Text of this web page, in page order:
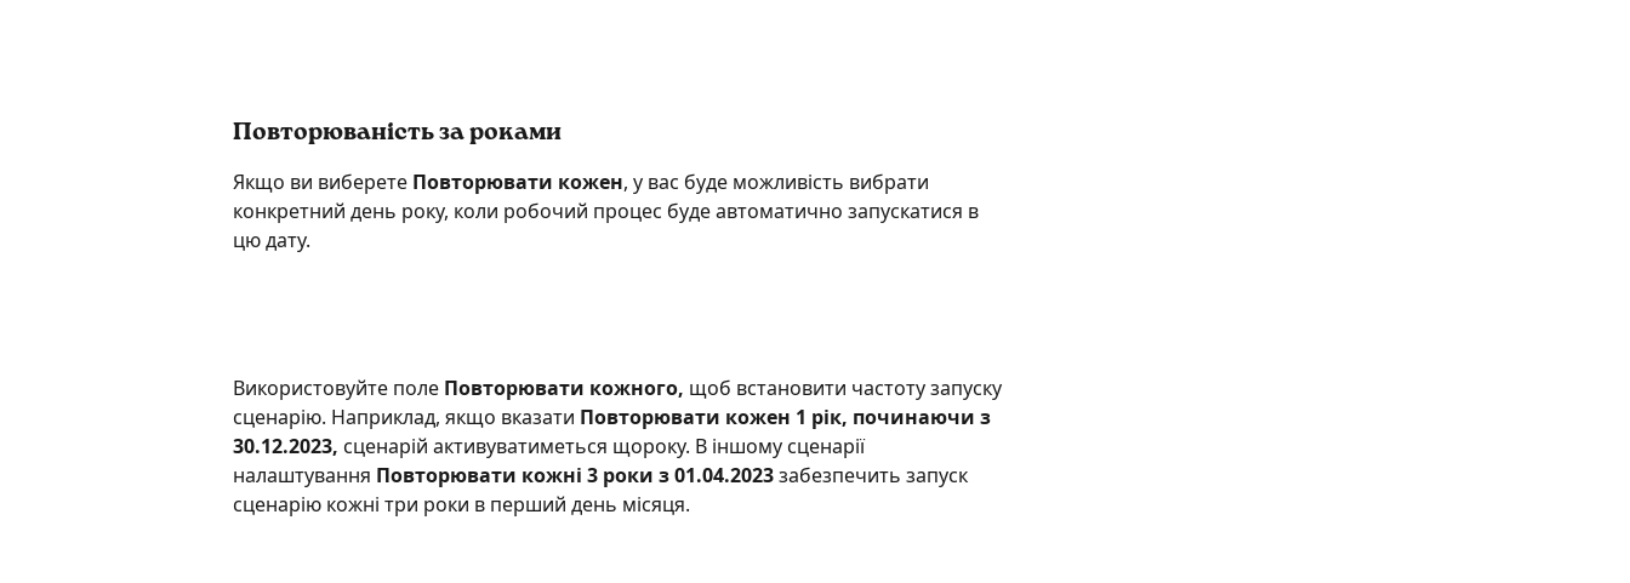
Повторюваність за роками
Якщо ви виберете Повторювати кожен, у вас буде можливість вибрати
конкретний день року, коли робочий процес буде автоматично запускатися в
цю дату.
Використовуйте поле Повторювати кожного, щоб встановити частоту запуску
сценарію. Наприклад, якщо вказати Повторювати кожен 1 рік, починаючи з
30.12.2023, сценарій активуватиметься щороку. В іншому сценарії
налаштування Повторювати кожні 3 роки з 01.04.2023 забезпечить запуск
сценарію кожні три роки в перший день місяця.